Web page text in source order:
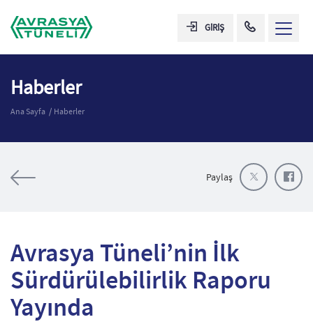
GİRİŞ
Haberler
Ana Sayfa Haberler
Paylaş
Avrasya Tüneli’nin İlk
Sürdürülebilirlik Raporu
Yayında